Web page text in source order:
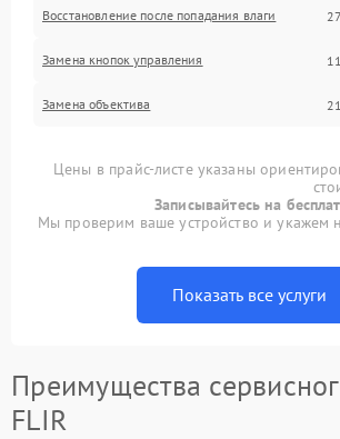
Восстановление после попадания влаги
Замена кнопок управления
Замена объектива
Цены в прайс-листе указаны
Записывайтесь на
Мы проверим ваше устройство и укажем
Показать все услуги
Преимущества
FLIR